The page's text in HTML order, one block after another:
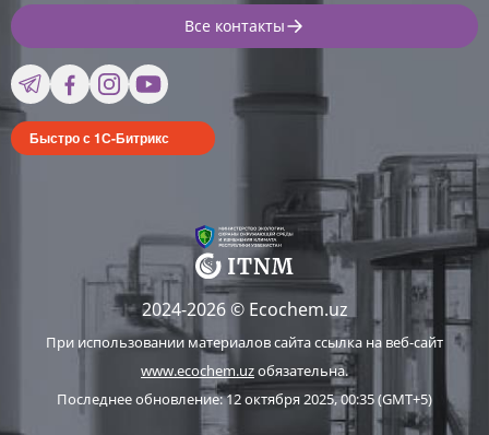
Все контакты
Быстро с 1С-Битрикс
2024-2026 © Ecochem.uz
При использовании материалов сайта ссылка на веб-сайт
www.ecochem.uzобязательна.
Последнее обновление: 12 октября 2025, 00:35 (GMT+5)